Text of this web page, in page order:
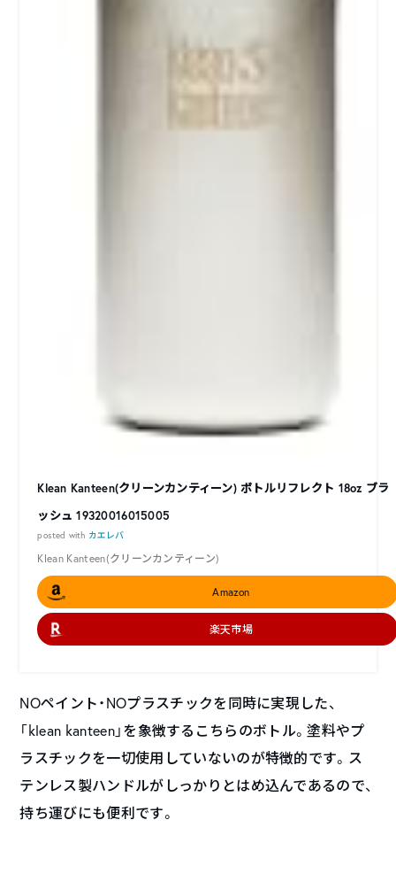
Klean Kanteen(クリーンカンティーン) ボトルリフレクト 18oz ブラ
ッシュ 19320016015005
posted with カエレバ
Klean Kanteen(クリーンカンティーン)
Amazon
楽天市場
NOペイント・NOプラスチックを同時に実現した、
「klean kanteen」を象徴するこちらのボトル。塗料やプ
ラスチックを一切使用していないのが特徴的です。ス
テンレス製ハンドルがしっかりとはめ込んであるので、
持ち運びにも便利です。